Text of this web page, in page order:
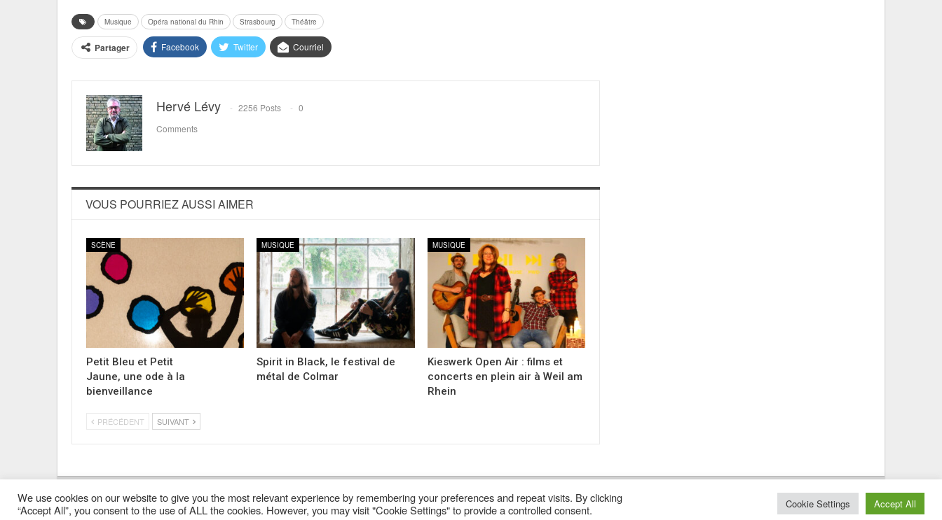
Musique Opéra national du Rhin Strasbourg Théâtre
Partager Facebook Twitter Courriel
Hervé Lévy 2256 Posts
0
Comments
VOUS POURRIEZ AUSSI AIMER
SCÈNE
Petit Bleu et Petit
Jaune, une ode à la
bienveillance
MUSIQUE
Spirit in Black, le festival de
métal de Colmar
MUSIQUE
Kieswerk Open Air : films et
concerts en plein air à Weil am
Rhein
PRÉCÉDENT SUIVANT
Mentions Légales Contacts Où Trouver Poly ? Lire Les Anciens N° S’abonner À Poly Qui Sommes-Nous ? © 2025 – Magazine Poly – BKN
We use cookies on our website to give you the most relevant experience by remembering your preferences and repeat visits. By clicking
“Accept All”, you consent to the use of ALL the cookies. However, you may visit "Cookie Settings" to provide a controlled consent.
Cookie Settings Accept All